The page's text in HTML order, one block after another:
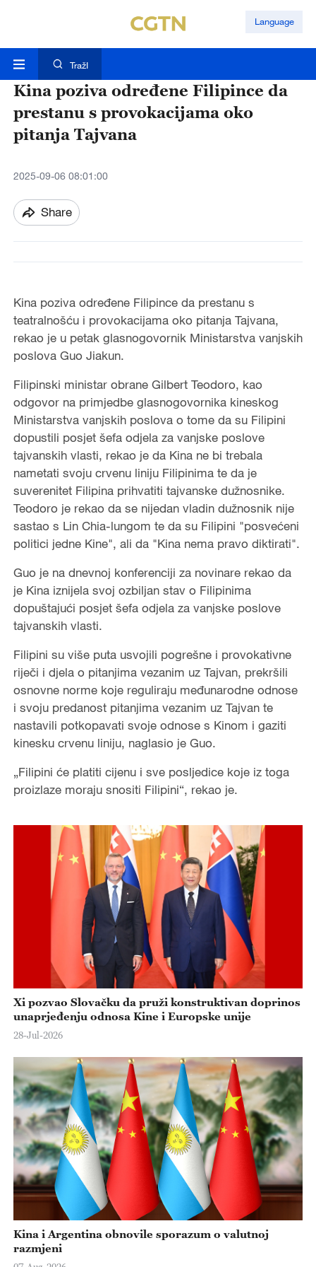
Language
TražI
Kina poziva određene Filipince da
prestanu s provokacijama oko
pitanja Tajvana
2025-09-06 08:01:00
Share
Kina poziva određene Filipince da prestanu s
teatralnošću i provokacijama oko pitanja Tajvana,
rekao je u petak glasnogovornik Ministarstva vanjskih
poslova Guo Jiakun.
Filipinski ministar obrane Gilbert Teodoro, kao
odgovor na primjedbe glasnogovornika kineskog
Ministarstva vanjskih poslova o tome da su Filipini
dopustili posjet šefa odjela za vanjske poslove
tajvanskih vlasti, rekao je da Kina ne bi trebala
nametati svoju crvenu liniju Filipinima te da je
suverenitet Filipina prihvatiti tajvanske dužnosnike.
Teodoro je rekao da se nijedan vladin dužnosnik nije
sastao s Lin Chia-lungom te da su Filipini "posvećeni
politici jedne Kine", ali da "Kina nema pravo diktirati".
Guo je na dnevnoj konferenciji za novinare rekao da
je Kina iznijela svoj ozbiljan stav o Filipinima
dopuštajući posjet šefa odjela za vanjske poslove
tajvanskih vlasti.
Filipini su više puta usvojili pogrešne i provokativne
riječi i djela o pitanjima vezanim uz Tajvan, prekršili
osnovne norme koje reguliraju međunarodne odnose
i svoju predanost pitanjima vezanim uz Tajvan te
nastavili potkopavati svoje odnose s Kinom i gaziti
kinesku crvenu liniju, naglasio je Guo.
„Filipini će platiti cijenu i sve posljedice koje iz toga
proizlaze moraju snositi Filipini“, rekao je.
Xi pozvao Slovačku da pruži konstruktivan doprinos
unaprjeđenju odnosa Kine i Europske unije
28-Jul-2026
Kina i Argentina obnovile sporazum o valutnoj
razmjeni